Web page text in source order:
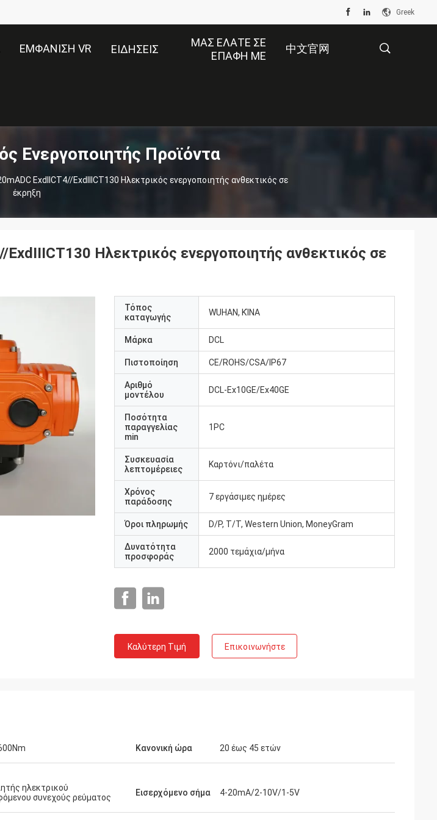
Greek
ΕΜΦΆΝΙΣΗ VR ΕΙΔΉΣΕΙΣ
ΜΑΣ ΕΛΆΤΕ ΣΕ
ΕΠΑΦΉ ΜΕ
中文官网
Ενεργοποιητής Προϊόντα
ExdIICT4//ExdIIICT130 Ηλεκτρικός ενεργοποιητής ανθεκτικός σε
έκρηξη
Ομίλος Midea - Κίνα
ExdIIICT130 Ηλεκτρικός ενεργοποιητής ανθεκτικός σε
Τόπος
καταγωγής
WUHAN, ΚΊΝΑ
Μάρκα DCL
Πιστοποίηση CE/ROHS/CSA/IP67
Αριθμό
μοντέλου
DCL-Ex10GE/Ex40GE
Ποσότητα
παραγγελίας
min
1PC
Συσκευασία
λεπτομέρειες
Καρτόνι/παλέτα
Χρόνος
παράδοσης
7 εργάσιμες ημέρες
Όροι πληρωμής D/P, T/T, Western Union, MoneyGram
Δυνατότητα
προσφοράς
2000 τεμάχια/μήνα
Καλύτερη Τιμή Επικοινωνήστε
Κανονική ώρα 20 έως 45 ετών
ηλεκτρικού
συνεχούς ρεύματος
Εισερχόμενο σήμα 4-20mA/2-10V/1-5V